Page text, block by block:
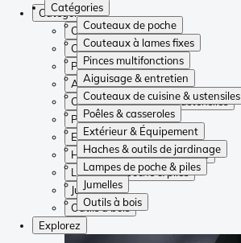
Catégories
Couteaux de poche
Couteaux à lames fixes
Pinces multifonctions
Aiguisage & entretien
Couteaux de cuisine & ustensiles
Poêles & casseroles
Extérieur & Équipement
Haches & outils de jardinage
Lampes de poche & piles
Jumelles
Outils à bois
Catégories
Couteaux de poche
Couteaux à lames fixes
Pinces multifonctions
Aiguisage & entretien
Couteaux de cuisine & ustensiles
Poêles & casseroles
Extérieur & Équipement
Haches & outils de jardinage
Lampes de poche & piles
Jumelles
Outils à bois
Explorez